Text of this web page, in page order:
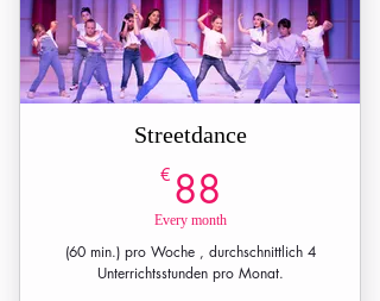
Streetdance
€ 88
Every month
(60 min.) pro Woche , durchschnittlich 4
Unterrichtsstunden pro Monat.